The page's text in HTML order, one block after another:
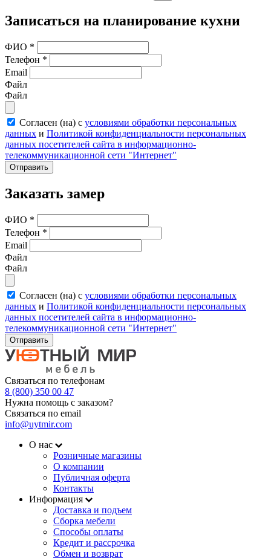
Записаться на планирование кухни
ФИО *
Телефон *
Email
Файл
Файл
Согласен (на) с условиями обработки персональных
данных и Политикой конфиденциальности персональных
данных посетителей сайта в информационно-
телекоммуникационной сети "Интернет"
Отправить
Заказать замер
ФИО *
Телефон *
Email
Файл
Файл
Согласен (на) с условиями обработки персональных
данных и Политикой конфиденциальности персональных
данных посетителей сайта в информационно-
телекоммуникационной сети "Интернет"
Отправить
Связаться по телефонам
8 (800) 350 00 47
Нужна помощь с заказом?
Связаться по email
info@uytmir.com
О нас
Розничные магазины
О компании
Публичная оферта
Контакты
Информация
Доставка и подъем
Сборка мебели
Способы оплаты
Кредит и рассрочка
Обмен и возврат